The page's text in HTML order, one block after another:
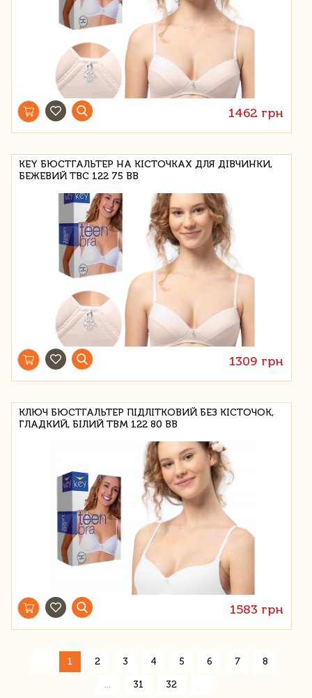
1462 грн
KEY БЮСТГАЛЬТЕР НА КІСТОЧКАХ ДЛЯ ДІВЧИНКИ,
БЕЖЕВИЙ TBC 122 75 BB
1309 грн
КЛЮЧ БЮСТГАЛЬТЕР ПІДЛІТКОВИЙ БЕЗ КІСТОЧОК,
ГЛАДКИЙ, БІЛИЙ TBM 122 80 BB
1583 грн
1 2 3 4 5 6 7 8
31 32